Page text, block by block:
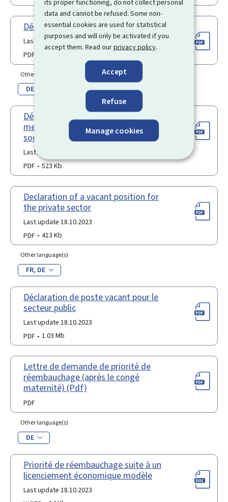
its proper functioning, do not collect personal
data and cannot be refused. Some non-
essential cookies are used for statistical
purposes and will only be activated if you
accept them. Read ourprivacy policy.
Accept
Refuse
Manage cookies
Déclaration de poste d'apprentissage
Last update 14.04.2026
PDF
Other language(s)
DE
Déclaration de poste vacant pour une
mesure spéciale auprès d'une initiative
sociale
Last update 10.04.2024
PDF
523 Kb
Declaration of a vacant position for
the private sector
Last update 18.10.2023
PDF
413 Kb
Other language(s)
FR DE
Déclaration de poste vacant pour le
secteur public
Last update 18.10.2023
PDF
1.03 Mb
Lettre de demande de priorité de
réembauchage (après le congé
maternité) (Pdf)
PDF
Other language(s)
DE
Priorité de réembauchage suite à un
licenciement économique modèle
Last update 18.10.2023